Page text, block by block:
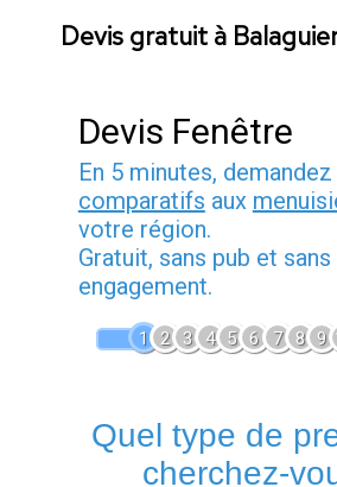
Devis gratuit à
Devis Fenêtre
En 5 minutes, demandez
comparatifs aux
votre région.
Gratuit, sans pub et sans
engagement.
1 2 3 4 5 6 7 8 9
Quel type de
cherchez-